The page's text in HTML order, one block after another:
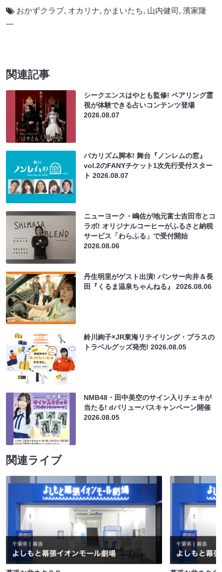
おかずクラブ, オカリナ, かまいたち, 山内健司 , 濱家隆
一
関連記事
シークエンスはやとも監修! ペアリング霊
視が体験できる占いコンテンツ登場
2026.08.07
バカリズム脚本! 舞台『ノンレムの窓』
vol.2のFANYチケット1次先行受付スター
ト2026.08.07
ニューヨーク・嶋佐が地元富士吉田市とコ
ラボ! オリジナルコーヒーがふるさと納税
サービス「わらふる」で受付開始
2026.08.06
丹生明里がゲスト出演! パンサー向井＆長
田『くるま温泉ちゃんねる』2026.08.06
鈴川絢子×JR東海リテイリング・プラスの
トラベルグッズ発売!2026.08.05
NMB48・田中美空のサイン入りチェキが
当たる! dバリューパスキャンペーン開催
2026.08.05
関連ライブ